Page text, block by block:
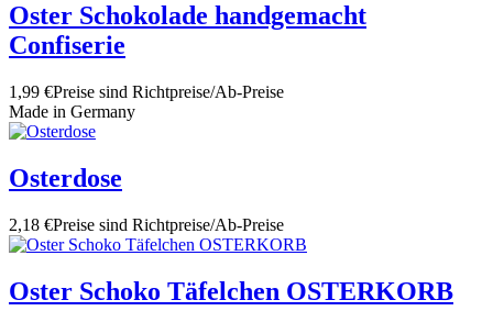
Oster Schokolade handgemacht
Confiserie
1,99 €Preise sind Richtpreise/Ab-Preise
Made in Germany
Osterdose
2,18 €Preise sind Richtpreise/Ab-Preise
Oster Schoko Täfelchen OSTERKORB